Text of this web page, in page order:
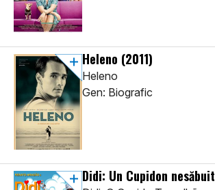
Heleno (2011)
Heleno
Gen: Biografic
Didi: Un Cupidon nesăbuit